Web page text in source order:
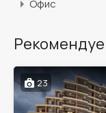
Офис
23